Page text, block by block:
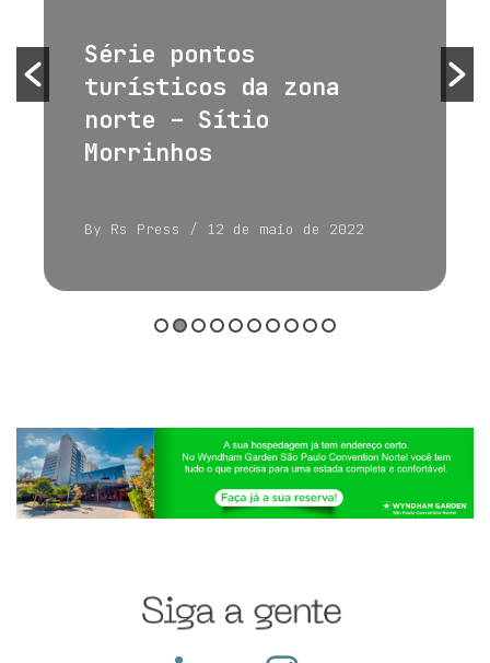
Série pontos
turísticos da zona
norte – Sítio
Morrinhos
By Rs Press / 12 de maio de 2022